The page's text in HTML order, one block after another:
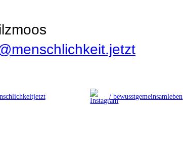
/ bewusstgemeinsamleben